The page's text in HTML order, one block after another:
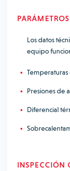
Los datos
equipo
Presiones de
Diferencial
INSPECCIÓN